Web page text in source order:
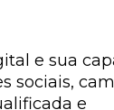
e sua
sociais,
e